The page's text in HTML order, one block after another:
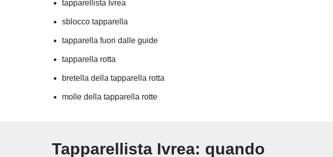
tapparellista Ivrea
sblocco tapparella
tapparella fuori dalle guide
tapparella rotta
bretella della tapparella rotta
molle della tapparella rotte
Tapparellista Ivrea: quando